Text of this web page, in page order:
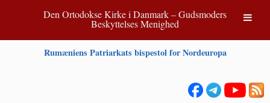
Den Ortodokse Kirke i Danmark – Gudsmoders
Beskyttelses Menighed
Rumæniens Patriarkats bispestol for Nordeuropa